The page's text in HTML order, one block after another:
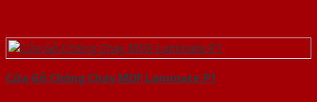
Cửa Gỗ Chống Cháy MDF Laminate P1